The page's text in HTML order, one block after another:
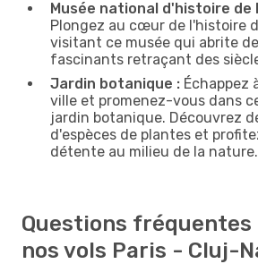
Musée national d'histoire de
Plongez au cœur de l'histoire
visitant ce musée qui abrite
fascinants retraçant des
Jardin botanique : Échappez
ville et promenez-vous dans
jardin botanique. Découvrez
d'espèces de plantes et
détente au milieu de la nature.
Questions fréquentes
nos vols Paris - Cluj-